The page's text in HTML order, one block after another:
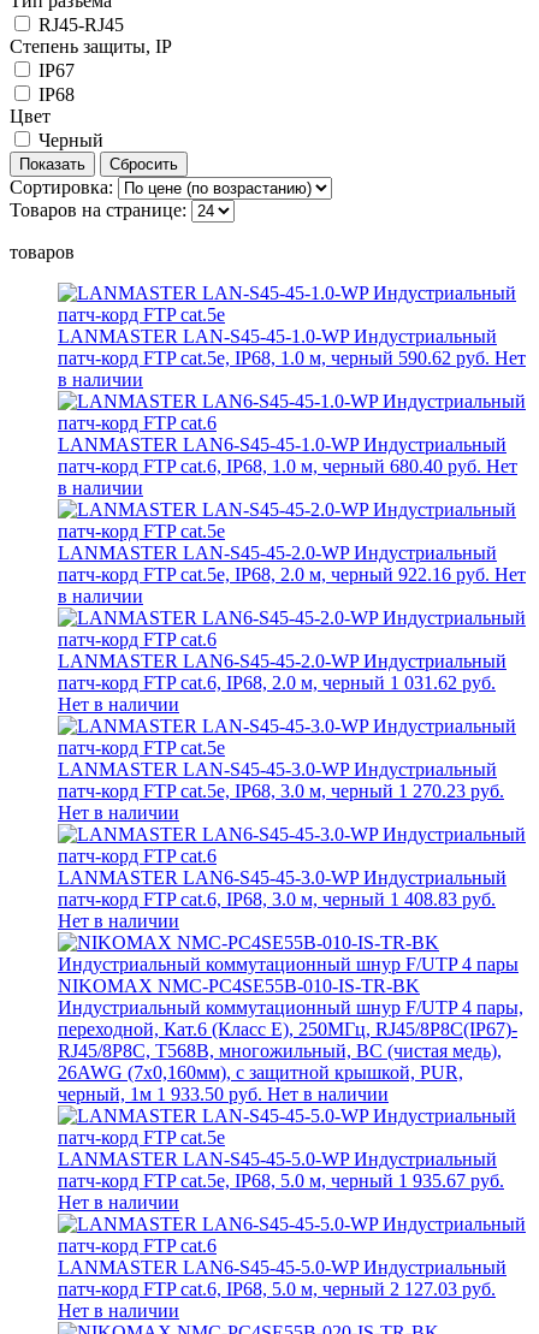
RJ45-RJ45
Степень защиты, IP
IP67
IP68
Цвет
Черный
Сортировка:
Товаров на странице:
товаров
LANMASTER LAN-S45-45-1.0-WP Индустриальный
патч-корд FTP cat.5e, IP68, 1.0 м, черный 590.62 руб. Нет
в наличии
LANMASTER LAN6-S45-45-1.0-WP Индустриальный
патч-корд FTP cat.6, IP68, 1.0 м, черный 680.40 руб. Нет
в наличии
LANMASTER LAN-S45-45-2.0-WP Индустриальный
патч-корд FTP cat.5e, IP68, 2.0 м, черный 922.16 руб. Нет
в наличии
LANMASTER LAN6-S45-45-2.0-WP Индустриальный
патч-корд FTP cat.6, IP68, 2.0 м, черный 1 031.62 руб.
Нет в наличии
LANMASTER LAN-S45-45-3.0-WP Индустриальный
патч-корд FTP cat.5e, IP68, 3.0 м, черный 1 270.23 руб.
Нет в наличии
LANMASTER LAN6-S45-45-3.0-WP Индустриальный
патч-корд FTP cat.6, IP68, 3.0 м, черный 1 408.83 руб.
Нет в наличии
NIKOMAX NMC-PC4SE55B-010-IS-TR-BK
Индустриальный коммутационный шнур F/UTP 4 пары,
переходной, Кат.6 (Класс E), 250МГц, RJ45/8P8C(IP67)-
RJ45/8P8C, T568B, многожильный, BC (чистая медь),
26AWG (7х0,160мм), с защитной крышкой, PUR,
черный, 1м 1 933.50 руб. Нет в наличии
LANMASTER LAN-S45-45-5.0-WP Индустриальный
патч-корд FTP cat.5e, IP68, 5.0 м, черный 1 935.67 руб.
Нет в наличии
LANMASTER LAN6-S45-45-5.0-WP Индустриальный
патч-корд FTP cat.6, IP68, 5.0 м, черный 2 127.03 руб.
Нет в наличии